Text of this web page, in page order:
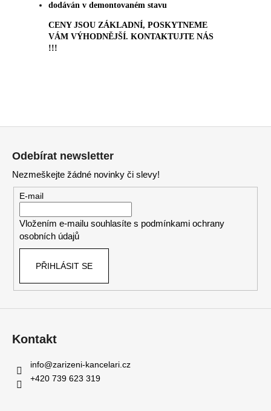
dodáván v demontovaném stavu
CENY JSOU ZÁKLADNÍ, POSKYTNEME
VÁM VÝHODNĚJŠÍ. KONTAKTUJTE NÁS
!!!
Odebírat newsletter
Nezmeškejte žádné novinky či slevy!
E-mail
Vložením e-mailu souhlasíte s podmínkami ochrany
osobních údajů
PŘIHLÁSIT SE
Kontakt
info@zarizeni-kancelari.cz
+420 739 623 319